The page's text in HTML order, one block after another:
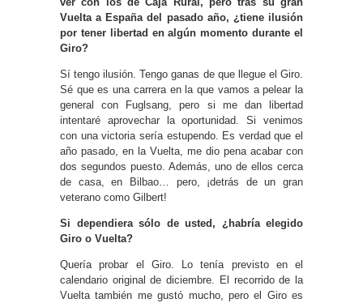
Vuelta a España del pasado año, ¿tiene ilusión
por tener libertad en algún momento durante el
Giro?
Sí tengo ilusión. Tengo ganas de que llegue el Giro.
Sé que es una carrera en la que vamos a pelear la
general con Fuglsang, pero si me dan libertad
intentaré aprovechar la oportunidad. Si venimos
con una victoria sería estupendo. Es verdad que el
año pasado, en la Vuelta, me dio pena acabar con
dos segundos puesto. Además, uno de ellos cerca
de casa, en Bilbao… pero, ¡detrás de un gran
veterano como Gilbert!
Si dependiera sólo de usted, ¿habría elegido
Giro o Vuelta?
Quería probar el Giro. Lo tenía previsto en el
calendario original de diciembre. El recorrido de la
Vuelta también me gustó mucho, pero el Giro es